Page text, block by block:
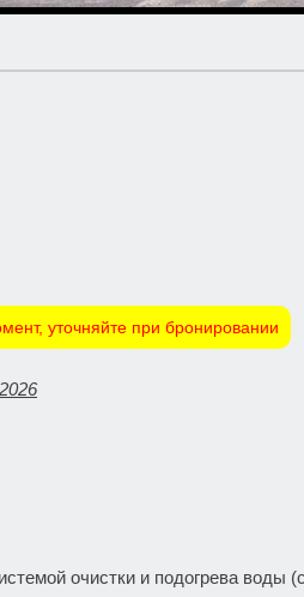
уточняйте при бронировании
очистки и подогрева воды